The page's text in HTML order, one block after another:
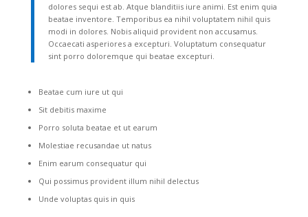
dolores sequi est ab. Atque blanditiis iure animi. Est enim quia
beatae inventore. Temporibus ea nihil voluptatem nihil quis
modi in dolores. Nobis aliquid provident non accusamus.
Occaecati asperiores a excepturi. Voluptatum consequatur
sint porro doloremque qui beatae excepturi.
Beatae cum iure ut qui
Sit debitis maxime
Porro soluta beatae et ut earum
Molestiae recusandae ut natus
Enim earum consequatur qui
Qui possimus provident illum nihil delectus
Unde voluptas quis in quis